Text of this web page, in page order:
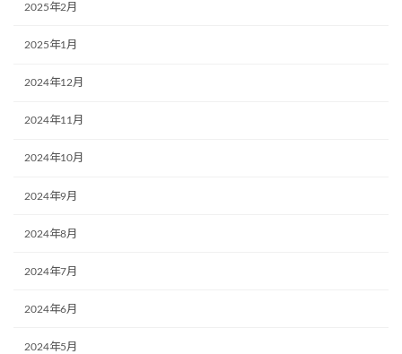
2025年2月
2025年1月
2024年12月
2024年11月
2024年10月
2024年9月
2024年8月
2024年7月
2024年6月
2024年5月